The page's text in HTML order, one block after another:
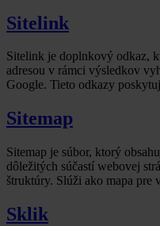
Sitelink
Sitelink je doplnkový odkaz,
adresou v rámci výsledkov
Google. Tieto odkazy
Sitemap
Sitemap je súbor, ktorý
dôležitých súčastí webovej
štruktúry. Slúži ako mapa pre
Sklik